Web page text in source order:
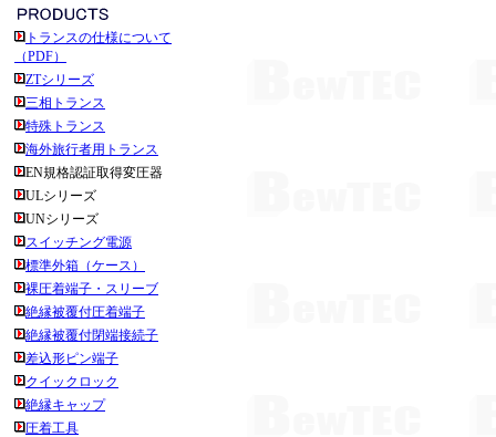
トランスの仕様について
（PDF）
ZTシリーズ
三相トランス
特殊トランス
海外旅行者用トランス
EN規格認証取得変圧器
ULシリーズ
UNシリーズ
スイッチング電源
標準外箱（ケース）
裸圧着端子・スリーブ
絶縁被覆付圧着端子
絶縁被覆付閉端接続子
差込形ピン端子
クイックロック
絶縁キャップ
圧着工具